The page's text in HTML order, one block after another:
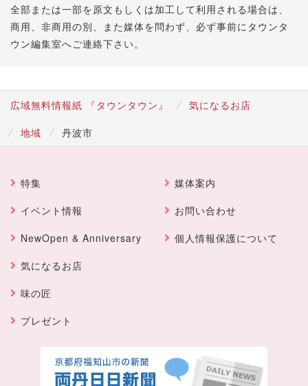
全部または一部を原文もしくは加工して利用される場合は、
商用、非商用の別、また媒体を問わず、必ず事前にタウンタ
ウン編集室へご連絡下さい。
広域無料情報紙 『タウンタウン』
気になるお店
地域
丹波市
特集
イベント情報
NewOpen & Anniversary
気になるお店
味の匠
プレゼント
媒体案内
お問い合わせ
個人情報保護について